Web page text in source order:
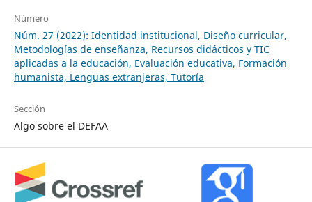
Número
Núm. 27 (2022): Identidad institucional, Diseño curricular,
Metodologías de enseñanza, Recursos didácticos y TIC
aplicadas a la educación, Evaluación educativa, Formación
humanista, Lenguas extranjeras, Tutoría
Sección
Algo sobre el DEFAA